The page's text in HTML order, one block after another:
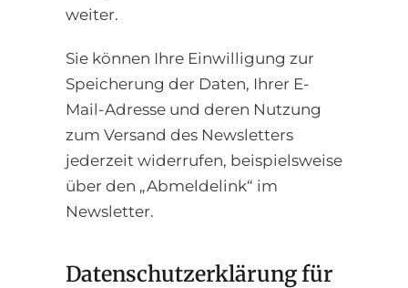
weiter.
Sie können Ihre Einwilligung zur
Speicherung der Daten, Ihrer E-
Mail-Adresse und deren Nutzung
zum Versand des Newsletters
jederzeit widerrufen, beispielsweise
über den „Abmeldelink“ im
Newsletter.
Datenschutzerklärung für